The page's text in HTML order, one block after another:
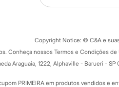
Copyright Notice: © C&A e
Conheça nossos Termos e Condições
Araguaia, 1222, Alphaville - Barueri -
PRIMEIRA em produtos vendidos e